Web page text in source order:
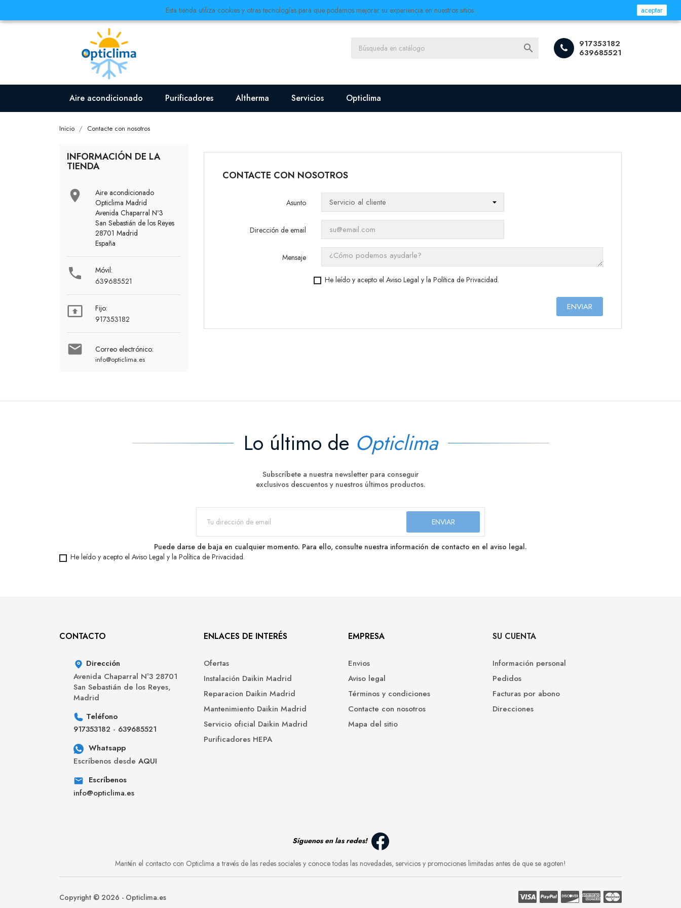
Esta tienda utiliza cookies y otras tecnologías para que podamos mejorar su experiencia en nuestros sitios. aceptar
917353182
639685521

Aire acondicionado Purificadores Altherma Servicios Opticlima
Inicio Contacte con nosotros
INFORMACIÓN DE LA
TIENDA

Aire acondicionado
Opticlima Madrid
Avenida Chaparral Nº3
San Sebastián de los Reyes
28701 Madrid
España

Móvil:
639685521

Fijo:
917353182
 Correo electrónico:
info@opticlima.es
CONTACTE CON NOSOTROS
Asunto
Dirección de email
Mensaje
He leído y acepto elAviso Legal y laPolítica de Privacidad.
Lo último de Opticlima
Subscríbete a nuestra newsletter para conseguir
exclusivos descuentos y nuestros últimos productos.
Puede darse de baja en cualquier momento. Para ello, consulte nuestra información de contacto en el aviso legal.
He leído y acepto el Aviso Legal y la Política de Privacidad.
CONTACTO
Dirección
Avenida Chaparral Nº3 28701
San Sebastián de los Reyes,
Madrid
Teléfono
917353182 - 639685521
Whatsapp
Escríbenos desde AQUI
Escríbenos
info@opticlima.es
ENLACES DE INTERÉS
Ofertas
Instalación Daikin Madrid
Reparacion Daikin Madrid
Mantenimiento Daikin Madrid
Servicio oficial Daikin Madrid
Purificadores HEPA
EMPRESA
Envios
Aviso legal
Términos y condiciones
Contacte con nosotros
Mapa del sitio
SU CUENTA
Información personal
Pedidos
Facturas por abono
Direcciones
Síguenos en las redes!
Mantén el contacto con Opticlima a través de las redes sociales y conoce todas las novedades, servicios y promociones limitadas antes de que se agoten!
Copyright © 2026 - Opticlima.es